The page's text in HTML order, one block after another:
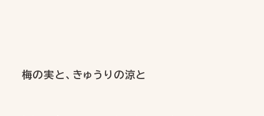
オンラインショップ
梅の実と、きゅうりの涼と